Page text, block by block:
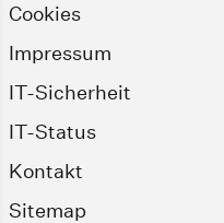
Cookies
Impressum
IT-Sicherheit
IT-Status
Kontakt
Sitemap